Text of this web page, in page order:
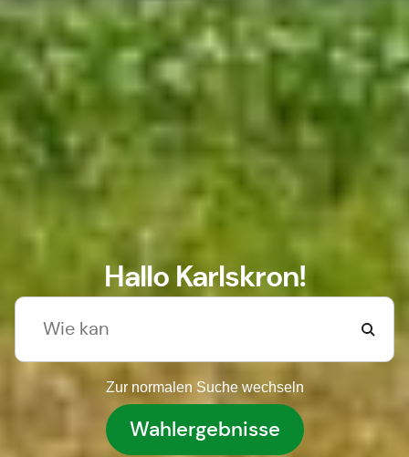
Hallo Karlskron!
Zur normalen Suche wechseln
Wahlergebnisse